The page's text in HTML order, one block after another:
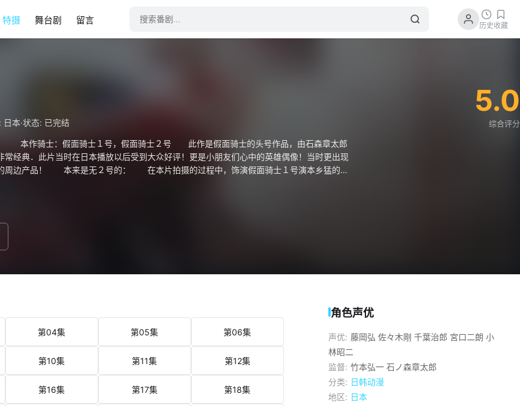
特摄 舞台剧 留言 历史收藏
日本·状态: 已完结
作骑士：假面骑士１号，假面骑士２号 此作是假面骑士的头号作品，由石森章太郎
常经典．此片当时在日本播放以后受到大众好评！更是小朋友们心中的英雄偶像！当时更出现
周边产品！ 本来是无２号的： 在本片拍摄的过程中，饰演假面骑士１号演本乡猛的演
600及过人体能的天才青年。 一日被修卡组织捉走并将其进行改造，庆幸的是在接受脑手
来。 自此成为对抗邪恶势力和保护人类和平的正义战士。 一文字 隼人「佐佐木刚」饰
柔道五段、空手道六段的格斗技能，原本是一名摄影师。 修卡组织计划将其改造成与一
5.0
综合评分
第04集 第05集 第06集
第10集 第11集 第12集
第16集 第17集 第18集
角色声优
声优: 藤岡弘 佐々木剛 千葉治郎 宮口二朗 小
林昭二
监督: 竹本弘一 石ノ森章太郎
分类: 日韩动漫
地区: 日本